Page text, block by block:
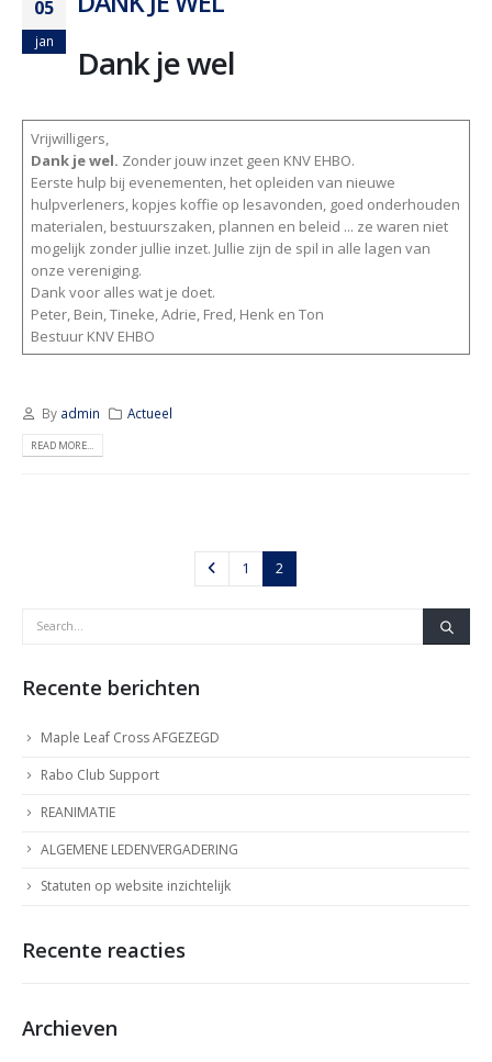
05
jan
Dank je wel
Vrijwilligers,
Dank je wel. Zonder jouw inzet geen KNV EHBO.
Eerste hulp bij evenementen, het opleiden van nieuwe
hulpverleners, kopjes koffie op lesavonden, goed onderhouden
materialen, bestuurszaken, plannen en beleid ... ze waren niet
mogelijk zonder jullie inzet. Jullie zijn de spil in alle lagen van
onze vereniging.
Dank voor alles wat je doet.
Peter, Bein, Tineke, Adrie, Fred, Henk en Ton
Bestuur KNV EHBO
By admin Actueel
READ MORE...
1 2
Recente berichten
Maple Leaf Cross AFGEZEGD
Rabo Club Support
REANIMATIE
ALGEMENE LEDENVERGADERING
Statuten op website inzichtelijk
Recente reacties
Archieven